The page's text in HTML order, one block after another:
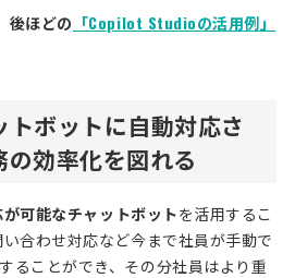
後ほどの 「Copilot Studioの活用例」
ボットに自動対応さ
効率化を図れる
可能なチャットボットを活用するこ
合わせ対応など今まで社員が手動で
ることができ、その分社員はより重